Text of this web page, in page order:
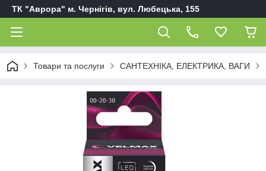
ТК "Аврора" м. Чернігів, вул. Любецька, 155
Товари та послуги САНТЕХНІКА, ЕЛЕКТРИКА, ВАГИ